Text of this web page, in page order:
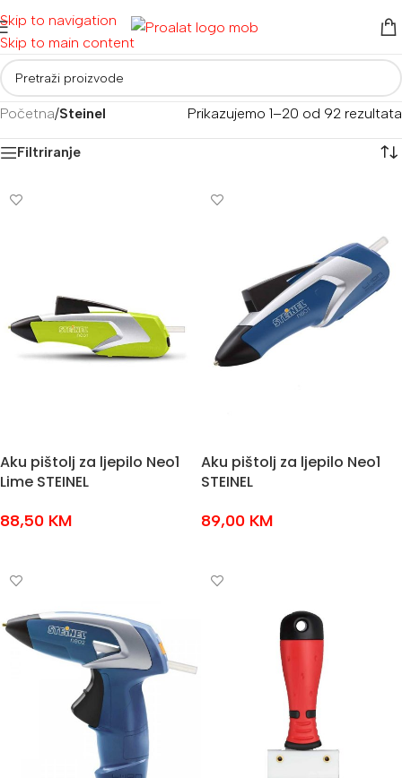
Skip to navigation
Skip to main content
Početna/Steinel Prikazujemo 1–20 od 92 rezultata
Filtriranje
Aku pištolj za ljepilo Neo1
Lime STEINEL
88,50 KM
Aku pištolj za ljepilo Neo1
STEINEL
89,00 KM